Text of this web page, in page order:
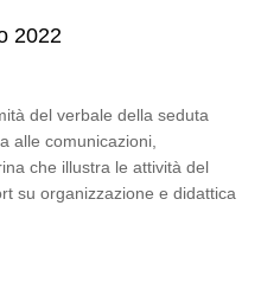
2022
del verbale della seduta
alle comunicazioni,
che illustra le attività del
su organizzazione e didattica